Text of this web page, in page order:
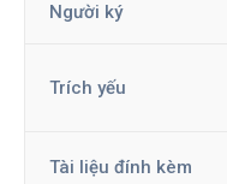
Người ký
Trích yếu
Tài liệu đính kèm